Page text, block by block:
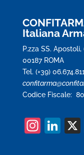
Italiana
P.zza SS. Apostoli,
00187 ROMA
Tel. (+39)
Codice Fiscale:
In Li